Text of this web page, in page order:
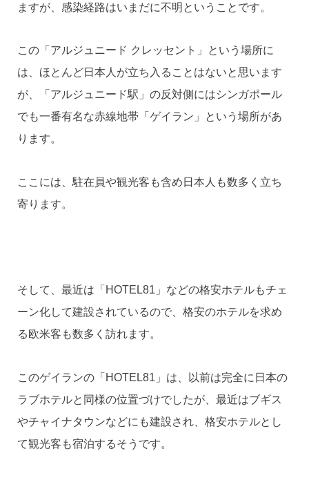
ますが、感染経路はいまだに不明ということです。
この「アルジュニード クレッセント」という場所に
は、ほとんど日本人が立ち入ることはないと思います
が、「アルジュニード駅」の反対側にはシンガポール
でも一番有名な赤線地帯「ゲイラン」という場所があ
ります。
ここには、駐在員や観光客も含め日本人も数多く立ち
寄ります。
そして、最近は「HOTEL81」などの格安ホテルもチェ
ーン化して建設されているので、格安のホテルを求め
る欧米客も数多く訪れます。
このゲイランの「HOTEL81」は、以前は完全に日本の
ラブホテルと同様の位置づけでしたが、最近はブギス
やチャイナタウンなどにも建設され、格安ホテルとし
て観光客も宿泊するそうです。